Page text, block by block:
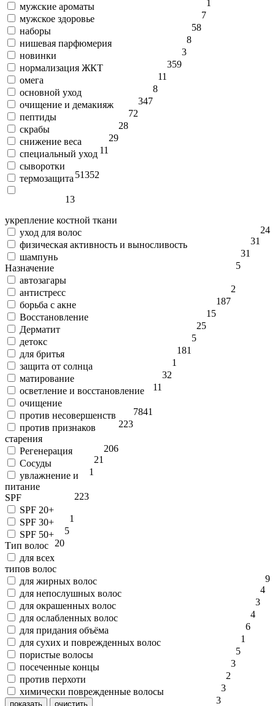
1
мужские ароматы
7
мужское здоровье
58
наборы
8
нишевая парфюмерия
3
новинки
359
нормализация ЖКТ
11
омега
8
основной уход
347
очищение и демакияж
72
пептиды
28
скрабы
29
снижение веса
11
специальный уход
352
сыворотки
51
термозащита
13
укрепление костной ткани
24
уход для волос
31
физическая активность и выносливость
31
шампунь
5
Назначение
автозагары
2
антистресс
187
борьба с акне
15
Восстановление
25
Дерматит
5
детокс
181
для бритья
1
защита от солнца
32
матирование
11
осветление и восстановление
41
очищение
78
против несовершенств
223
против признаков
старения
206
Регенерация
21
Сосуды
1
увлажнение и
питание
223
SPF
SPF 20+
1
SPF 30+
5
SPF 50+
20
Тип волос
для всех
типов волос
9
для жирных волос
4
для непослушных волос
3
для окрашенных волос
4
для ослабленных волос
6
для придания объёма
1
для сухих и поврежденных волос
5
пористые волосы
3
посеченные концы
2
против перхоти
3
химически поврежденные волосы
3